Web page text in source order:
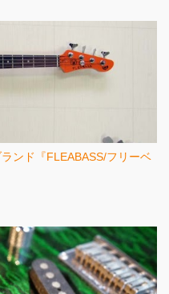
ンド『FLEABASS/フリーベ